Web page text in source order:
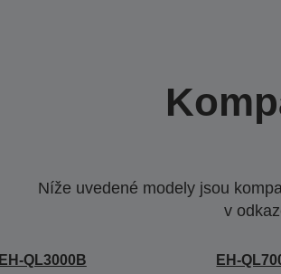
Níže uvedené modely jsou
v
EH-QL3000B EH-